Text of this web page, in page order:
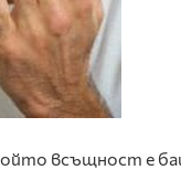
всъщност е